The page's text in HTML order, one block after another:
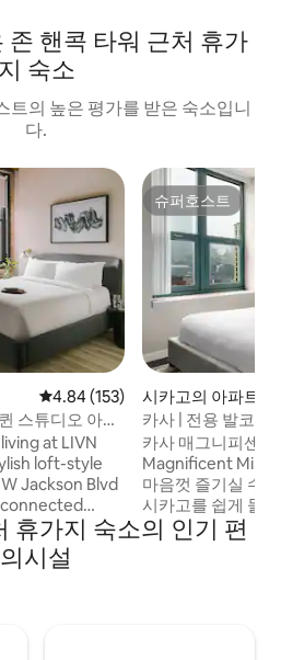
존 핸콕 타워 근처 휴가
지 숙소
트의 높은 평가를 받은 숙소입니
다.
평점 4.84점(5점 만점), 후기 153
4.84 (153)
스튜디오 아파
at LIVN
loft-style
Jackson Blvd
connected
renovated
in-unit
modern
슈퍼호스트
슈퍼호스트
시카고의 아파트
카사 | 전용 발코니
카고
카사 매그니피센트
Magnificent Mile)
마음껏 즐기실 수
시카고를 쉽게 둘
시내에서 북쪽에
트리트 비치에서
휴가지 숙소의 인기 편
의시설